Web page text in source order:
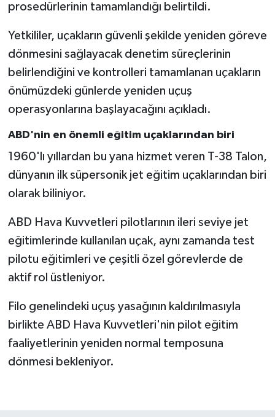
prosedürlerinin tamamlandığı belirtildi.
Yetkililer, uçakların güvenli şekilde yeniden göreve
dönmesini sağlayacak denetim süreçlerinin
belirlendiğini ve kontrolleri tamamlanan uçakların
önümüzdeki günlerde yeniden uçuş
operasyonlarına başlayacağını açıkladı.
ABD'nin en önemli eğitim uçaklarından biri
1960'lı yıllardan bu yana hizmet veren T-38 Talon,
dünyanın ilk süpersonik jet eğitim uçaklarından biri
olarak biliniyor.
ABD Hava Kuvvetleri pilotlarının ileri seviye jet
eğitimlerinde kullanılan uçak, aynı zamanda test
pilotu eğitimleri ve çeşitli özel görevlerde de
aktif rol üstleniyor.
Filo genelindeki uçuş yasağının kaldırılmasıyla
birlikte ABD Hava Kuvvetleri'nin pilot eğitim
faaliyetlerinin yeniden normal temposuna
dönmesi bekleniyor.